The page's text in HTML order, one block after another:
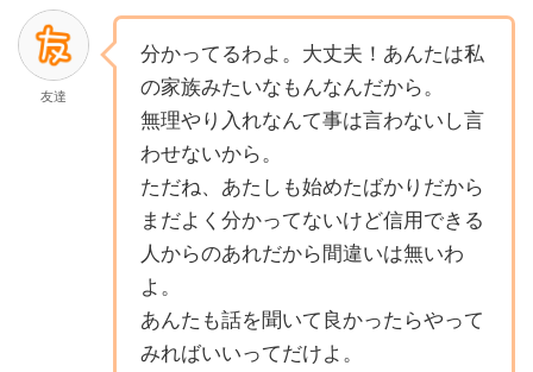
友達
分かってるわよ。大丈夫！あんたは私
の家族みたいなもんなんだから。
無理やり入れなんて事は言わないし言
わせないから。
ただね、あたしも始めたばかりだから
まだよく分かってないけど信用できる
人からのあれだから間違いは無いわ
よ。
あんたも話を聞いて良かったらやって
みればいいってだけよ。